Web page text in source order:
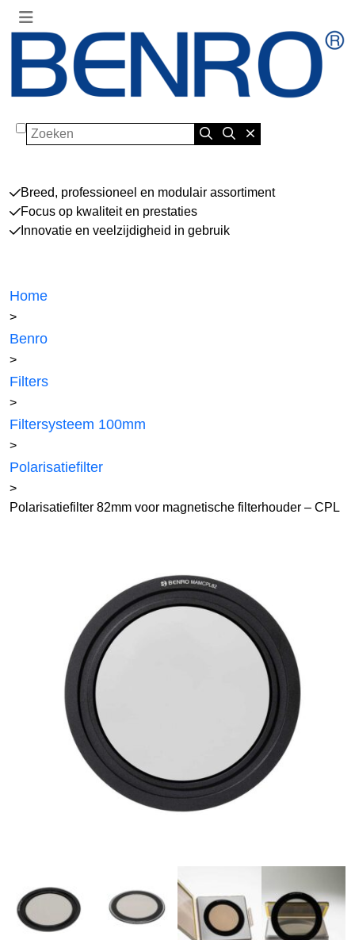
Zoeken
Breed, professioneel en modulair assortiment
Focus op kwaliteit en prestaties
Innovatie en veelzijdigheid in gebruik
Home
>
Benro
>
Filters
>
Filtersysteem 100mm
>
Polarisatiefilter
>
Polarisatiefilter 82mm voor magnetische filterhouder – CPL